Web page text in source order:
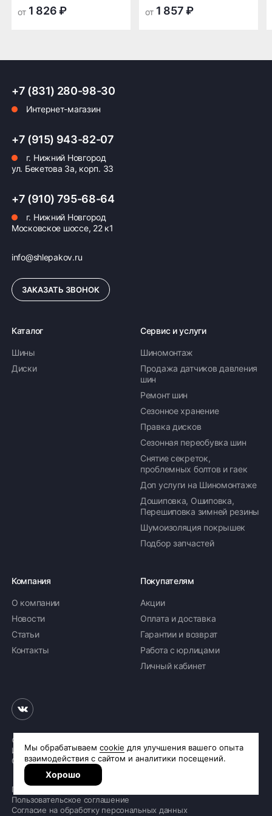
транспортной
компании в Нижнем
транспортной
компании в Нижнем
Оплата заказа
Возможна картой, наличными при получении,
также доступно оформление кредита и
от 1 826 ₽ от 1 857 ₽
+7 (831) 280-98-30
Интернет-магазин
+7 (915) 943-82-07
г. Нижний Новгород
ул. Бекетова 3а, корп. 33
+7 (910) 795-68-64
г. Нижний Новгород
Московское шоссе, 22 к1
info@shlepakov.ru
ЗАКАЗАТЬ ЗВОНОК
Каталог
Шины
Диски
Сервис и услуги
Шиномонтаж
Продажа датчиков давления
шин
Ремонт шин
Сезонное хранение
Правка дисков
Сезонная переобувка шин
Снятие секреток,
проблемных болтов и гаек
Доп услуги на Шиномонтаже
Дошиповка, Ошиповка,
Перешиповка зимней резины
Шумоизоляция покрышек
Подбор запчастей
Компания
О компании
Новости
Статьи
Контакты
Покупателям
Акции
Оплата и доставка
Гарантии и возврат
Работа с юрлицами
Личный кабинет
© 2026 «Шинное бюро Шлепакова»
Интернет-магазин шин и дисков
Сделано вR.class
Политика обработки персональных данных
Пользовательское соглашение
Согласие на обработку персональных данных